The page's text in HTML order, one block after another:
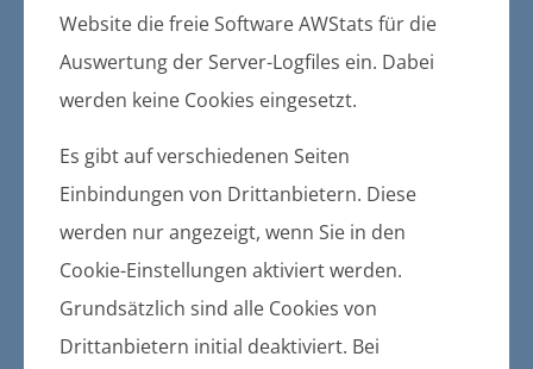
Website die freie Software AWStats für die
Auswertung der Server-Logfiles ein. Dabei
werden keine Cookies eingesetzt.
Es gibt auf verschiedenen Seiten
Einbindungen von Drittanbietern. Diese
werden nur angezeigt, wenn Sie in den
Cookie-Einstellungen aktiviert werden.
Grundsätzlich sind alle Cookies von
Drittanbietern initial deaktiviert. Bei
2. Änderung des FNPL der
Gemeinde Züssow
Hinweis auf eine Bekanntmachung der
Gemeinde Züssow im Züssower
Amtsblatt Nr. 12 / 2018 am 12.12.2018
Die Öffentliche Bekanntmachung erfolgt
entsprechend der Hauptsatzung der
Gemeinde Züssow im Züssower
Amtsblatt.